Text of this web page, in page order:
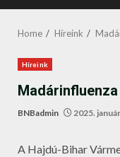
Home Híreink
Híreink
BNBadmin 2025.
A Hajdú-Bihar